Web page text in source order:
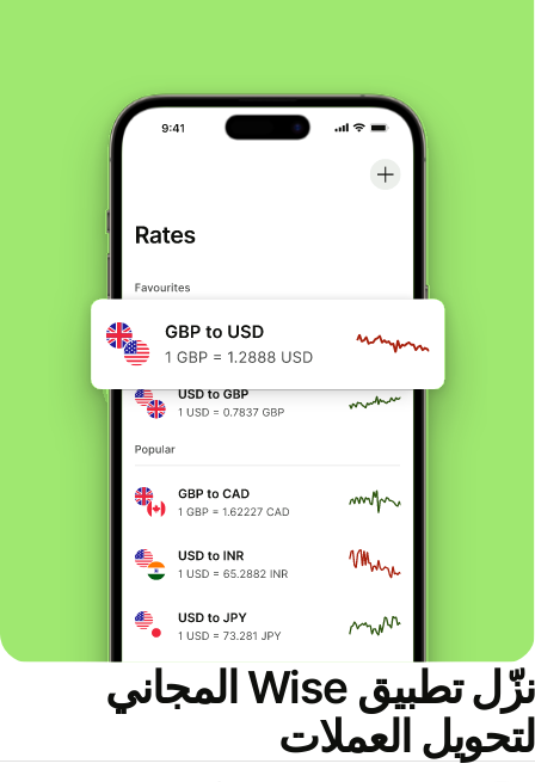
نزّل تطبيق Wise المجاني
العملات